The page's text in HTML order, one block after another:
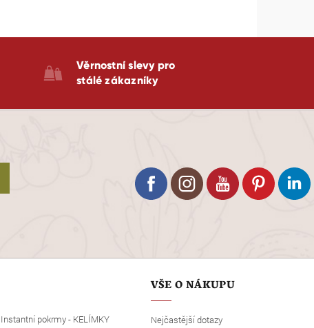
Věrnostní slevy pro
stálé zákazníky
Instantní pokrmy - KELÍMKY
VŠE O NÁKUPU
Nejčastější dotazy